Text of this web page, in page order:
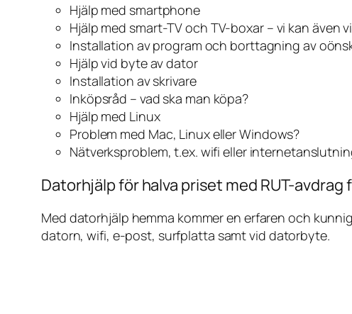
Hjälp med smartphone
Hjälp med smart-TV och TV-boxar – vi kan även
Installation av program och borttagning av
Hjälp vid byte av dator
Installation av skrivare
Inköpsråd – vad ska man köpa?
Hjälp med Linux
Problem med Mac, Linux eller Windows?
Nätverksproblem, t.ex. wifi eller
Datorhjälp för halva priset med RUT-avdrag
Med datorhjälp hemma kommer en erfaren och
datorn, wifi, e-post, surfplatta samt vid datorbyte.